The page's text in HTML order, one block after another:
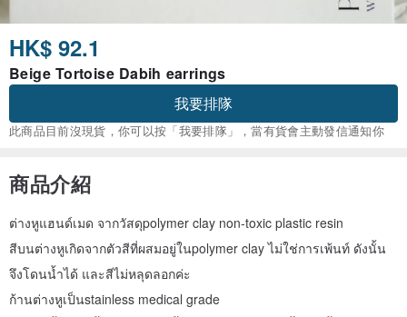
HK$ 92.1
Beige Tortoise Dabih earrings
我要排隊
此商品目前沒現貨，你可以按「我要排隊」，當有貨會主動發信通知你
商品介紹
ต่างหูแฮนด์เมด จากวัสดุpolymer clay non-toxic plastic resin
สีบนต่างหูเกิดจากตัวสีที่ผสมอยู่ในpolymer clay ไม่ใช่การเพ้นท์ ดังนั้น
จึงโดนน้ำได้ และสีไม่หลุดลอกค่ะ
ก้านต่างหูเป็นstainless medical grade